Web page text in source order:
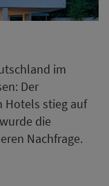
im
Der
Hotels stieg auf
die
Nachfrage.